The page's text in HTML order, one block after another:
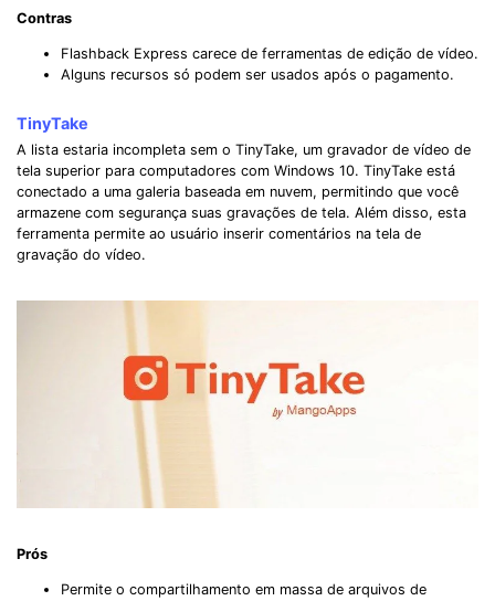
Contras
Flashback Express carece de ferramentas de edição de vídeo.
Alguns recursos só podem ser usados ​​após o pagamento.
TinyTake
A lista estaria incompleta sem o TinyTake, um gravador de vídeo de
tela superior para computadores com Windows 10. TinyTake está
conectado a uma galeria baseada em nuvem, permitindo que você
armazene com segurança suas gravações de tela. Além disso, esta
ferramenta permite ao usuário inserir comentários na tela de
gravação do vídeo.
Prós
Permite o compartilhamento em massa de arquivos de